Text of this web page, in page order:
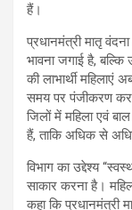
हैं।
प्रधानमंत्री मातृ
भावना जगाई है,
की लाभार्थी महिलाएं
समय पर पंजीकरण
जिलों में महिला एवं
हैं, ताकि अधिक से
विभाग का उद्देश्य
साकार करना है।
कहा कि प्रधानमंत्री